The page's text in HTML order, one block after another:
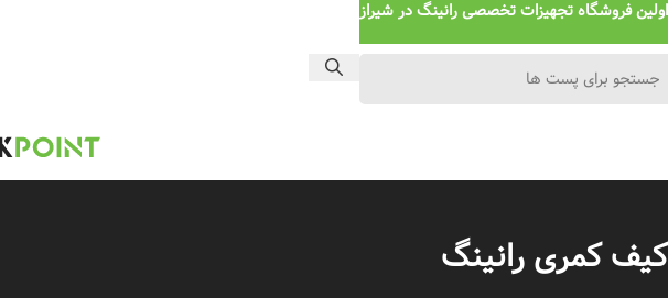
کیف کمری رانینگ
اولین فروشگاه تجهیزات تخصصی رانینگ در شیراز